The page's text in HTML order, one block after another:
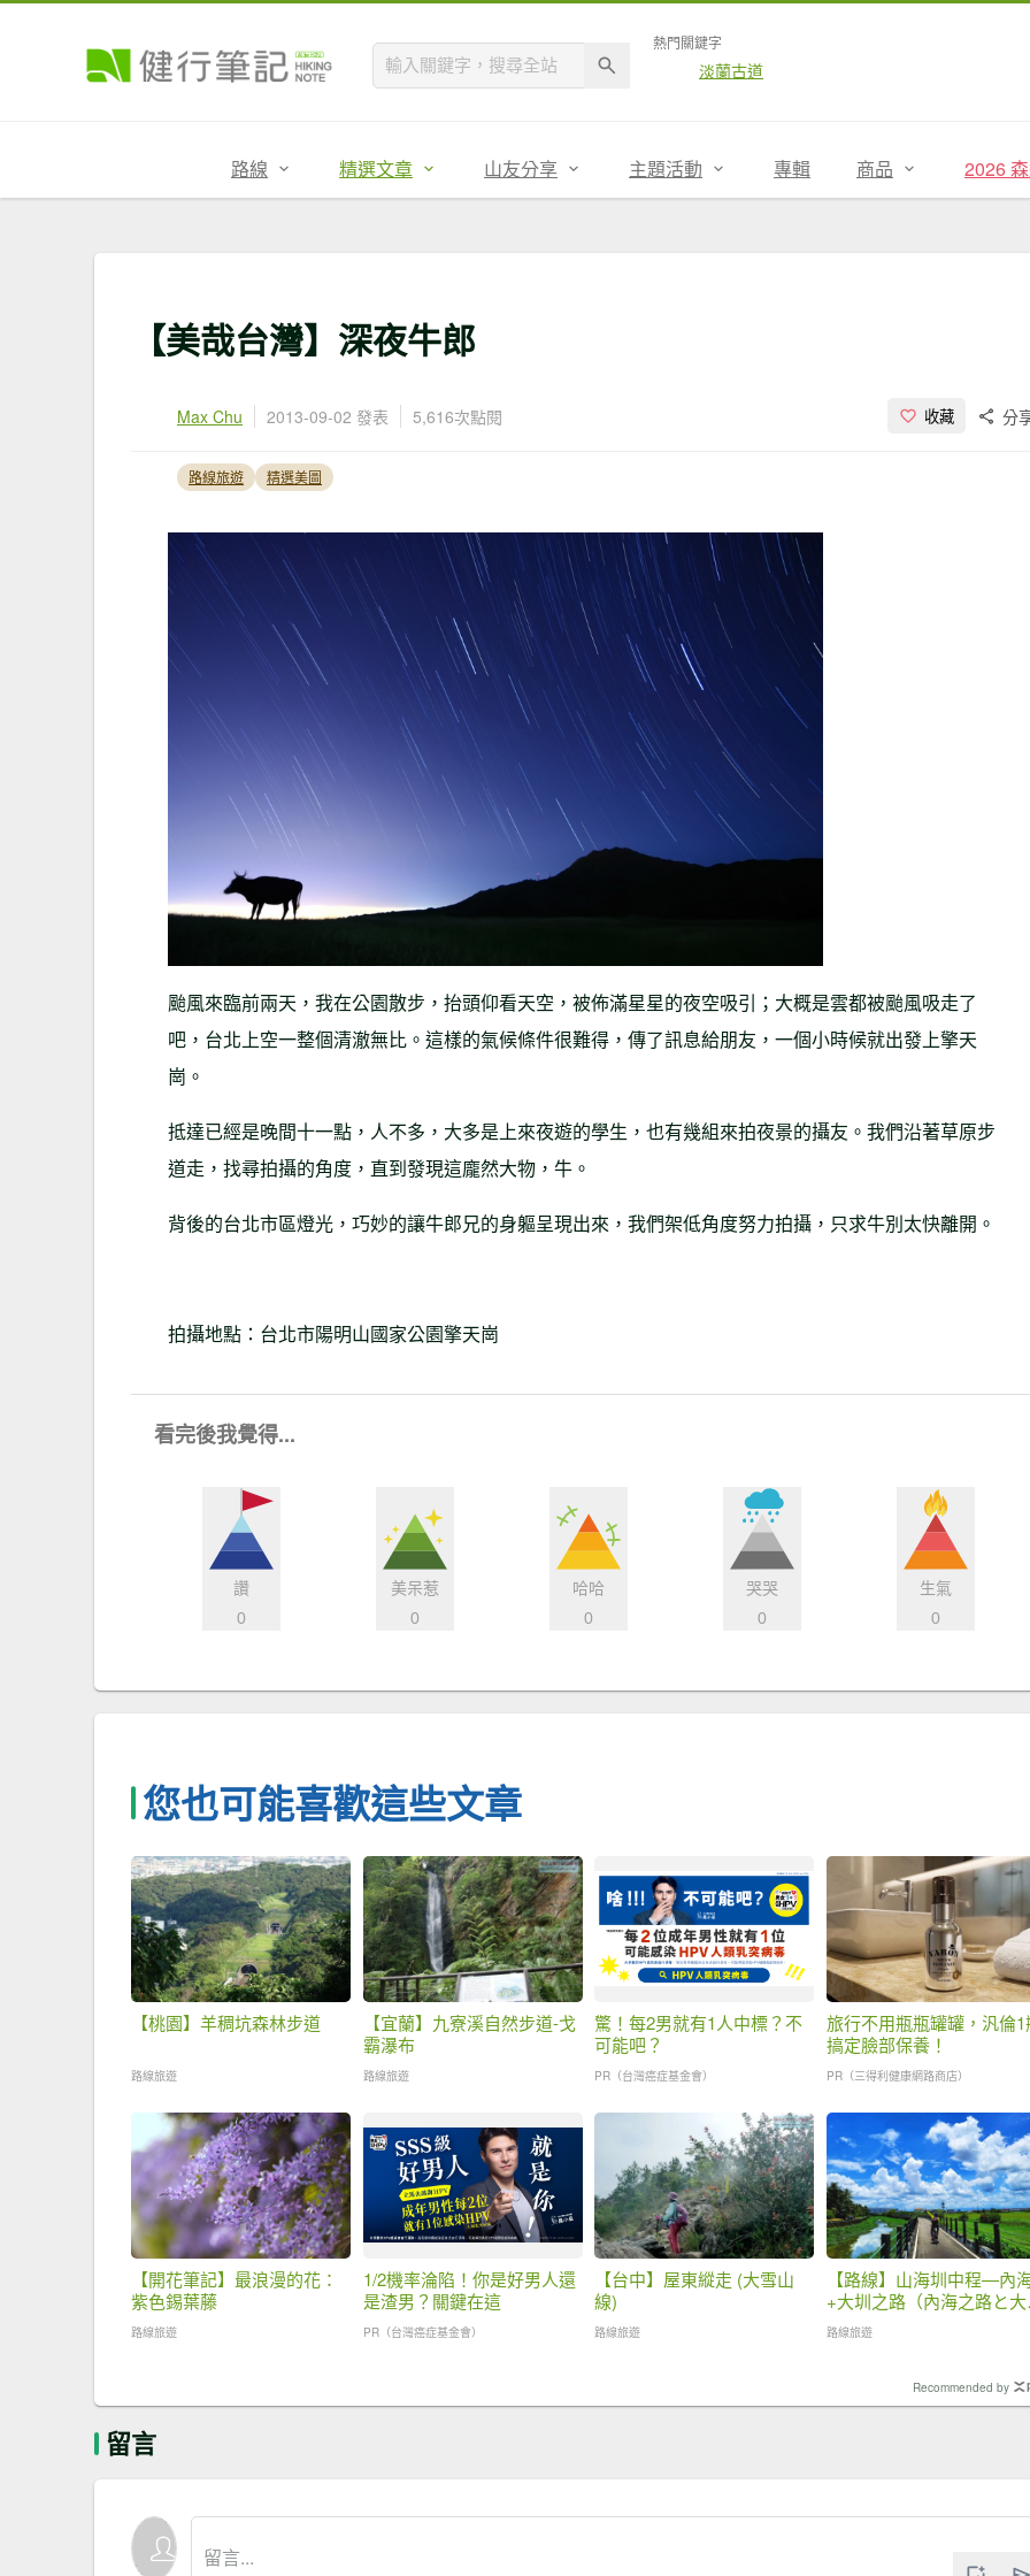
熱門關鍵字
淡蘭古道
路線 精選文章 山友分享 主題活動 專輯 商品 2026
【美哉台灣】深夜牛郎
Max Chu 2013-09-02 發表 5,616次點閱 收藏 分
路線旅遊 精選美圖
颱風來臨前兩天，我在公園散步，抬頭仰看天空，被佈滿星星的夜空吸引；大概是雲都被颱風吸走了
吧，台北上空一整個清澈無比。這樣的氣候條件很難得，傳了訊息給朋友，一個小時候就出發上擎天
崗。
抵達已經是晚間十一點，人不多，大多是上來夜遊的學生，也有幾組來拍夜景的攝友。我們沿著草原步
道走，找尋拍攝的角度，直到發現這龐然大物，牛。
背後的台北市區燈光，巧妙的讓牛郎兄的身軀呈現出來，我們架低角度努力拍攝，只求牛別太快離開。
拍攝地點：台北市陽明山國家公園擎天崗
看完後我覺得...
讚
0
美呆惹
0
哈哈
0
哭哭
0
生氣
0
您也可能喜歡這些文章
【桃園】羊稠坑森林步道
路線旅遊
【宜蘭】九寮溪自然步道-戈
霸瀑布
路線旅遊
驚！每2男就有1人中標？不
可能吧？
PR（台灣癌症基金會）
旅行不用瓶瓶罐罐，汎倫1
搞定臉部保養！
PR（三得利健康網路商店）
【開花筆記】最浪漫的花：
紫色錫葉藤
路線旅遊
1/2機率淪陷！你是好男人還
是渣男？關鍵在這
PR（台灣癌症基金會）
【台中】屋東縱走 (大雪山
線)
路線旅遊
【路線】山海圳中程—內
+大圳之路（內海之路と
之路)
路線旅遊
Recommended by
留言